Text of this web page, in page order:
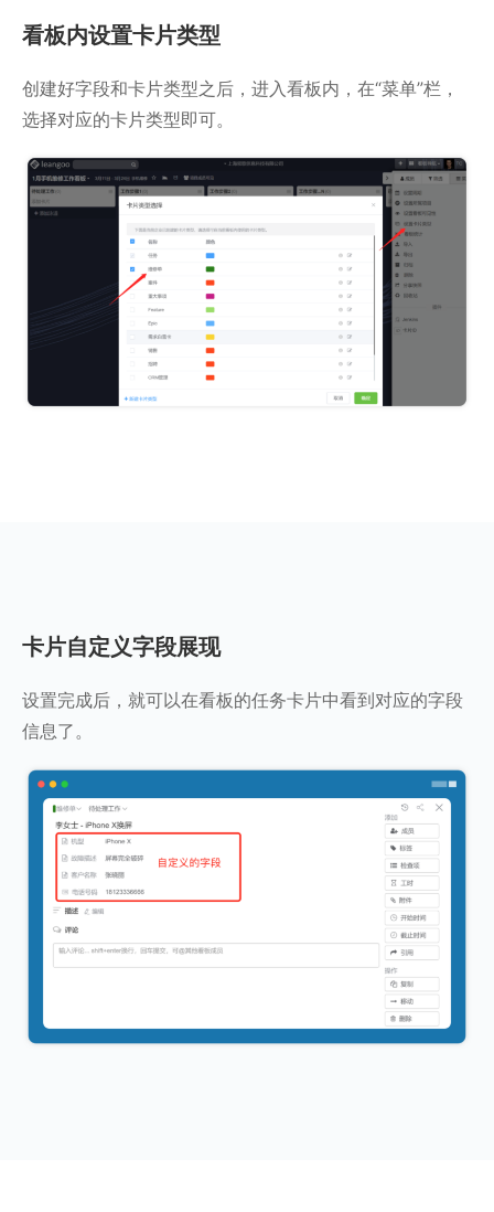
看板内设置卡片类型
创建好字段和卡片类型之后，进入看板内，在“菜单”栏，
选择对应的卡片类型即可。
卡片自定义字段展现
设置完成后，就可以在看板的任务卡片中看到对应的字段
信息了。